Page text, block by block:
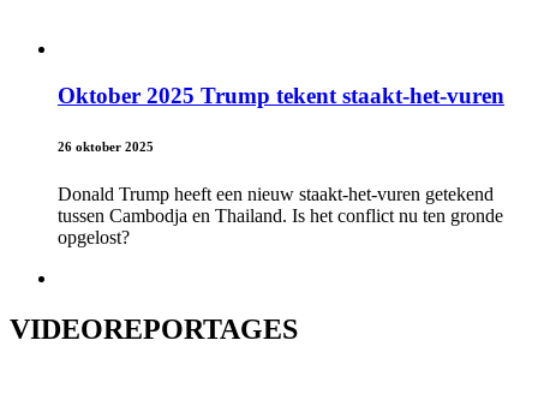
Oktober 2025 Trump tekent staakt-het-vuren
26 oktober 2025
Donald Trump heeft een nieuw staakt-het-vuren getekend
tussen Cambodja en Thailand. Is het conflict nu ten gronde
opgelost?
VIDEOREPORTAGES